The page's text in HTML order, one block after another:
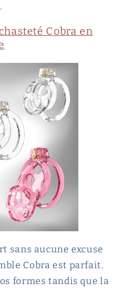
Cobra en
sans aucune excuse
Cobra est parfait.
formes tandis que la